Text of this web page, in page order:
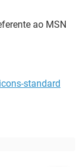
ao MSN
standard